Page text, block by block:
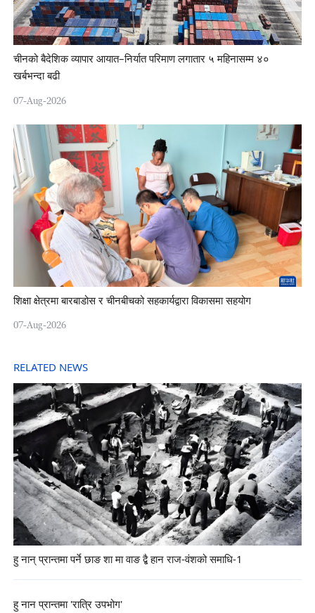
चीनको बैदेशिक व्यापार आयात–निर्यात परिमाण लगातार ५ महिनासम्म ४०
खर्बभन्दा बढी
07-Aug-2026
शिक्षा क्षेत्रमा बारबाडोस र चीनबीचको सहकार्यद्वारा विकासमा सहयोग
07-Aug-2026
RELATED NEWS
हु नान् प्रान्तमा पर्ने छाङ शा मा वाङ द्बै हान राज-वंशको समाधि-1
हु नान प्रान्तमा 'रात्रि उपभोग'